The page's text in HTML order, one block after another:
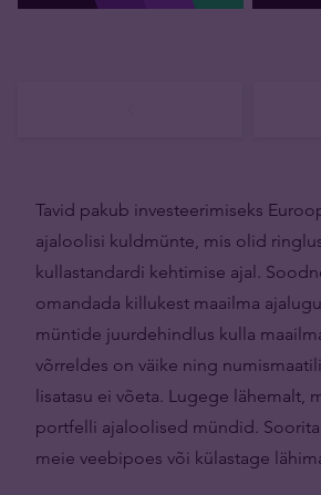
Tavid pakub investeerimiseks
ajaloolisi kuldmünte, mis olid
kullastandardi kehtimise ajal.
omandada killukest maailma
müntide juurdehindlus kulla
võrreldes on väike ning
lisatasu ei võeta. Lugege lähemalt,
portfelli ajaloolised mündid.
meie veebipoes või külastage